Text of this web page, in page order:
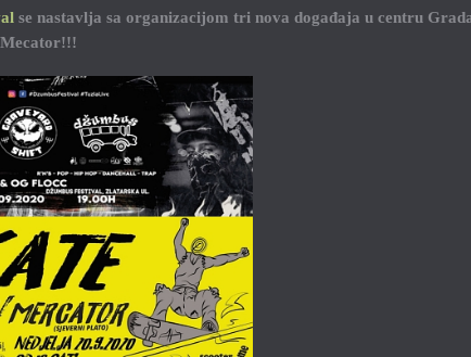
se nastavlja sa organizacijom tri nova događaja u centru
Mecator!!!